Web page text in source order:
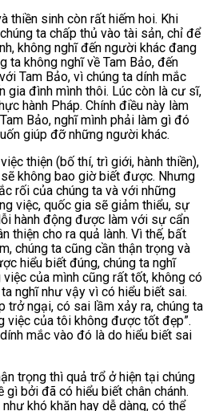
thiền sinh còn rất hiếm hoi. Khi
ta chấp thủ vào tài sản, chỉ để
không nghĩ đến người khác đang
ta không nghĩ về Tam Bảo, đến
Tam Bảo, vì chúng ta dính mắc
gia đình mình thôi. Lúc còn là cư sĩ,
hành Pháp. Chính điều này làm
Bảo, nghĩ mình phải làm gì đó
giúp đỡ những người khác.
thiện (bố thí, trì giới, hành thiền),
không bao giờ biết được. Nhưng
rối của chúng ta và với những
việc, quốc gia sẽ giảm thiểu, sự
hành động được làm với sự cẩn
thiện cho ra quả lành. Vì thế, bất
chúng ta cũng cần thận trọng và
hiểu biết đúng, chúng ta nghĩ
của mình cũng rất tốt, không có
nghĩ như vậy vì có hiểu biết sai.
trở ngại, có sai lầm xảy ra, chúng ta
việc của tôi không được tốt đẹp”.
mắc vào đó là do hiểu biết sai
trọng thì quả trổ ở hiện tại chúng
bởi đã có hiểu biết chân chánh.
khó khăn hay dễ dàng, có thể